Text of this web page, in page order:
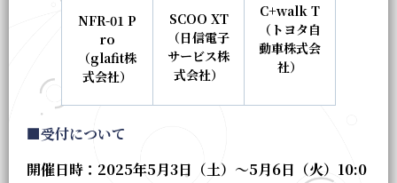
NFR-01 P
ro
（glafit株
式会社）
SCOO XT
（日信電子
サービス株
式会社）
C+walk T
（トヨタ自
動車株式会
社）
■受付について
開催日時：2025年5月3日（土）～5月6日（火）10:0